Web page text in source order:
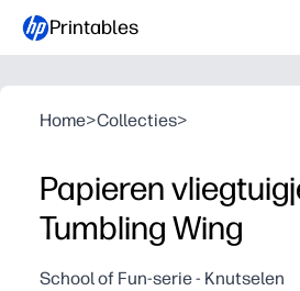
Printables
Home>Collecties>
Papieren
Tumbling Wing
School of Fun-serie - Knutselen